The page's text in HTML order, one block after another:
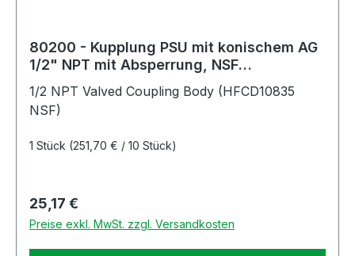
80200 - Kupplung PSU mit konischem AG
1/2" NPT mit Absperrung, NSF
1/2 NPT Valved Coupling Body (HFCD10835
NSF)
1 Stück (251,70 € / 10 Stück)
Regulärer Preis:
25,17 €
Preise exkl. MwSt. zzgl. Versandkosten